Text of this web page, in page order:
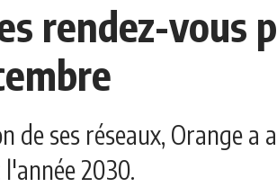
rendez-vous
de ses réseaux, Orange
2030.